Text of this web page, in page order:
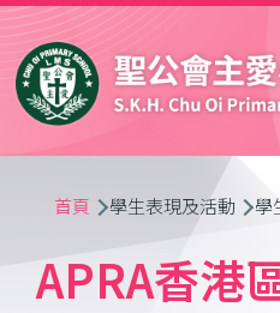
移至主內容
導
航
首頁 學生表現及活動 學
APRA香港